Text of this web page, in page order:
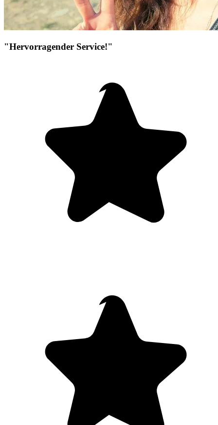
"Hervorragender Service!"